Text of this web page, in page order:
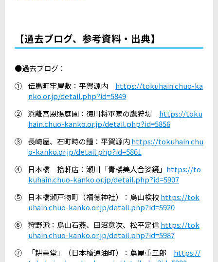
【過去ブログ、参考資料・出典】
●過去ブログ：
① 伝馬町牢屋敷：平賀源内 https://tokuhain.chuo-ka
nko.or.jp/detail.php?id=5849
② 浜離宮恩賜庭園：徳川将軍家の鷹狩場 https://toku
hain.chuo-kanko.or.jp/detail.php?id=5856
③
長崎屋、石町時の鐘：平賀源内https://tokuhain.chu
o-kanko.or.jp/detail.php?id=5861
④
日本橋 拾軒店：瀬川「青楼美人合姿鏡」 https://to
kuhain.chuo-kanko.or.jp/detail.php?id=5907
⑤
日本橋瀬戸物町（福徳神社）：鳥山検校https://tok
uhain.chuo-kanko.or.jp/detail.php?id=5920
⑥ 狩野派：鳥山石燕、田沼意次、松平定信https://tok
uhain.chuo-kanko.or.jp/detail.php?id=5987
⑦
「耕書堂」（日本橋通油町）：蔦屋重三郎 https://